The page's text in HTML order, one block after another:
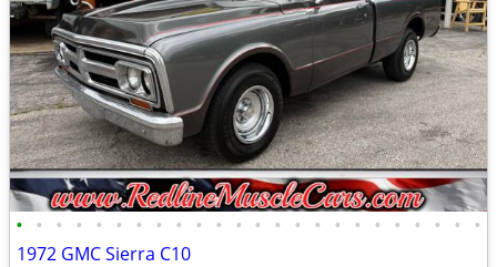
• • • • • • • • • • • • • • • • • • • • • • • •
1972 GMC Sierra C10